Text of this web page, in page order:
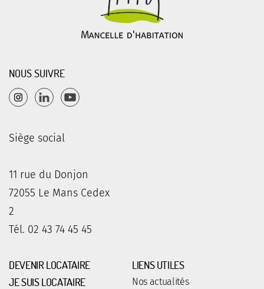
NOUS SUIVRE
Siège social
11 rue du Donjon
72055 Le Mans Cedex
2
Tél. 02 43 74 45 45
DEVENIR LOCATAIRE
JE SUIS LOCATAIRE
LIENS UTILES
Nos actualités